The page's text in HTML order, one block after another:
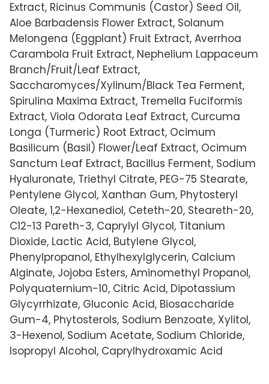
Extract, Ricinus Communis (Castor) Seed Oil,
Aloe Barbadensis Flower Extract, Solanum
Melongena (Eggplant) Fruit Extract, Averrhoa
Carambola Fruit Extract, Nephelium Lappaceum
Branch/Fruit/Leaf Extract,
Saccharomyces/Xylinum/Black Tea Ferment,
Spirulina Maxima Extract, Tremella Fuciformis
Extract, Viola Odorata Leaf Extract, Curcuma
Longa (Turmeric) Root Extract, Ocimum
Basilicum (Basil) Flower/Leaf Extract, Ocimum
Sanctum Leaf Extract, Bacillus Ferment, Sodium
Hyaluronate, Triethyl Citrate, PEG-75 Stearate,
Pentylene Glycol, Xanthan Gum, Phytosteryl
Oleate, 1,2-Hexanediol, Ceteth-20, Steareth-20,
C12-13 Pareth-3, Caprylyl Glycol, Titanium
Dioxide, Lactic Acid, Butylene Glycol,
Phenylpropanol, Ethylhexylglycerin, Calcium
Alginate, Jojoba Esters, Aminomethyl Propanol,
Polyquaternium-10, Citric Acid, Dipotassium
Glycyrrhizate, Gluconic Acid, Biosaccharide
Gum-4, Phytosterols, Sodium Benzoate, Xylitol,
3-Hexenol, Sodium Acetate, Sodium Chloride,
Isopropyl Alcohol, Caprylhydroxamic Acid